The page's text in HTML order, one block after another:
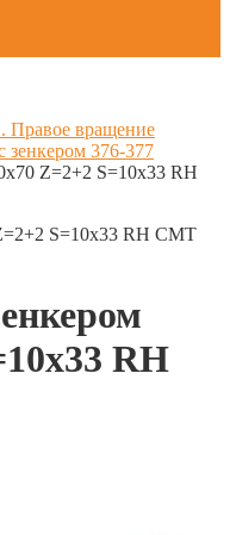
Правое вращение
зенкером 376-377
Z=2+2 S=10x33 RH
S=10x33 RH CMT
RH